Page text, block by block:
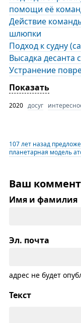
помощи её
Действие
шлюпки
Подход к судну
Высадка десанта
Устранение
Показать
2020 досуг
107 лет назад
планетарная модель
Ваш
Имя и фамилия
Эл. почта
адрес не будет
Текст